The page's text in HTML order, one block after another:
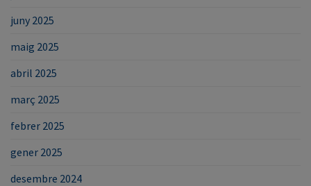
juny 2025
maig 2025
abril 2025
març 2025
febrer 2025
gener 2025
desembre 2024